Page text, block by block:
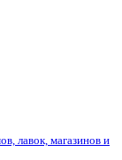
лавок, магазинов и